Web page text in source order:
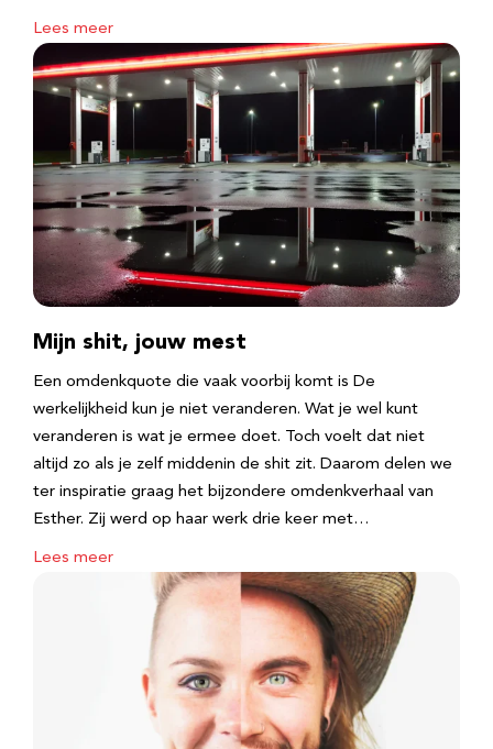
Lees meer
Mijn shit, jouw mest
Een omdenkquote die vaak voorbij komt is De
werkelijkheid kun je niet veranderen. Wat je wel kunt
veranderen is wat je ermee doet. Toch voelt dat niet
altijd zo als je zelf middenin de shit zit. Daarom delen we
ter inspiratie graag het bijzondere omdenkverhaal van
Esther. Zij werd op haar werk drie keer met…
Lees meer